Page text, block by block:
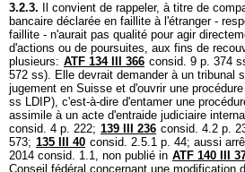
3.2.3. Il convient de rappeler, à titre de
bancaire déclarée en faillite à l'étranger -
faillite - n'aurait pas qualité pour agir
d'actions ou de poursuites, aux fins de
plusieurs: ATF 134 III 366 consid. 9 p. 374
572 ss). Elle devrait demander à un tribunal
jugement en Suisse et d'ouvrir une
ss LDIP), c'est-à-dire d'entamer une
assimile à un acte d'entraide judiciaire
consid. 4 p. 222; 139 III 236 consid. 4.2 p.
573; 135 III 40 consid. 2.5.1 p. 44; aussi
2014 consid. 1.1, non publié in ATF 140 III
Conseil fédéral concernant une modification